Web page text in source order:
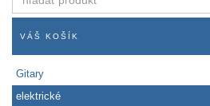
produkt
VÁŠ KOŠÍK
Gitary
elektrické